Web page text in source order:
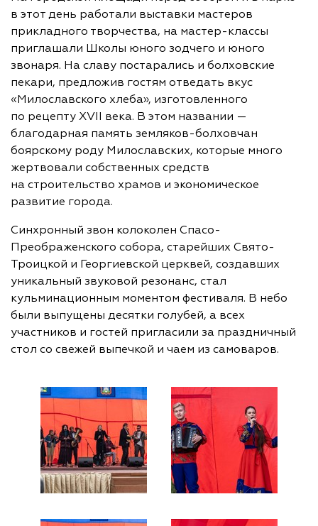
в этот день работали выставки мастеров
прикладного творчества, на мастер-классы
приглашали Школы юного зодчего и юного
звонаря. На славу постарались и болховские
пекари, предложив гостям отведать вкус
«Милославского хлеба», изготовленного
по рецепту XVII века. В этом названии —
благодарная память земляков-болховчан
боярскому роду Милославских, которые много
жертвовали собственных средств
на строительство храмов и экономическое
развитие города.
Синхронный звон колоколен Спасо-
Преображенского собора, старейших Свято-
Троицкой и Георгиевской церквей, создавших
уникальный звуковой резонанс, стал
кульминационным моментом фестиваля. В небо
были выпущены десятки голубей, а всех
участников и гостей пригласили за праздничный
стол со свежей выпечкой и чаем из самоваров.